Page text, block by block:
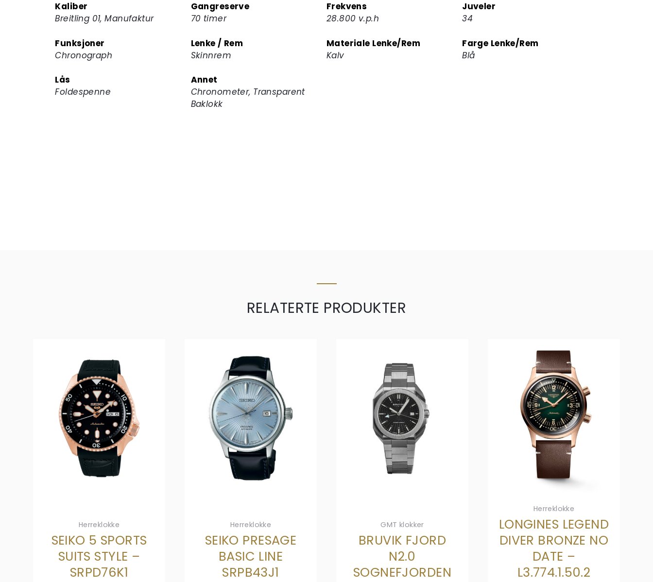
Kaliber
Breitling 01, Manufaktur
Gangreserve
70 timer
Frekvens
28.800 v.p.h
Juveler
34
Funksjoner
Chronograph
Lenke / Rem
Skinnrem
Materiale Lenke/Rem
Kalv
Farge Lenke/Rem
Blå
Lås
Foldespenne
Annet
Chronometer, Transparent
Baklokk
RELATERTE PRODUKTER
Herreklokke
SEIKO 5 SPORTS
SUITS STYLE –
SRPD76K1
Herreklokke
SEIKO PRESAGE
BASIC LINE
SRPB43J1
GMT klokker
BRUVIK FJORD
N2.0
SOGNEFJORDEN
Herreklokke
LONGINES LEGEND
DIVER BRONZE NO
DATE –
L3.774.1.50.2